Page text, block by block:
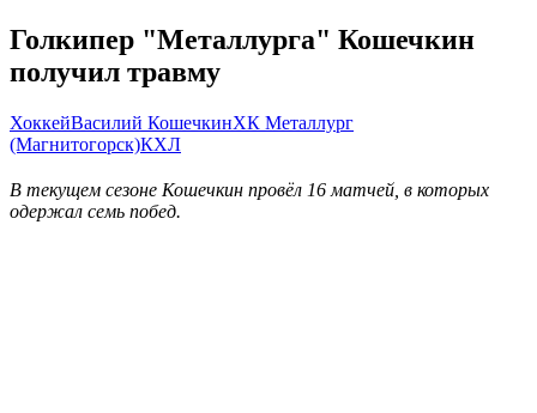
Голкипер "Металлурга" Кошечкин
получил травму
ХоккейВасилий КошечкинХК Металлург
(Магнитогорск)КХЛ
В текущем сезоне Кошечкин провёл 16 матчей, в которых
одержал семь побед.